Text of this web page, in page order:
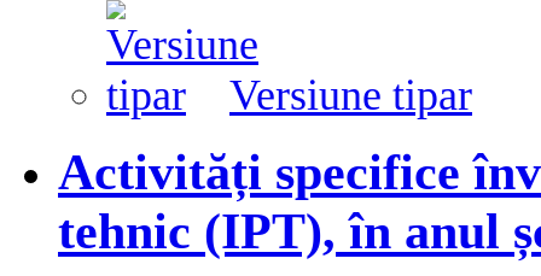
Versiune tipar
Activități specifice
tehnic (IPT), în anul